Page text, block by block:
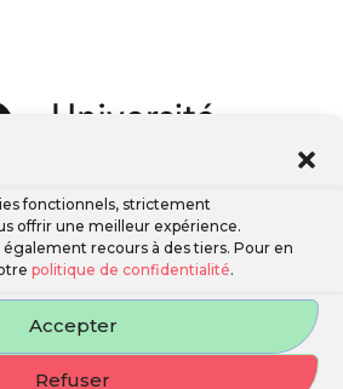
fonctionnels, strictement
offrir une meilleur expérience.
recours à des tiers. Pour en
politique de confidentialité.
Accepter
Refuser